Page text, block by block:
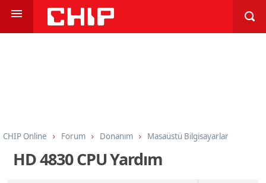
CHIP Online Forum Donanım Masaüstü Bilgisayarlar
HD 4830 CPU Yardım